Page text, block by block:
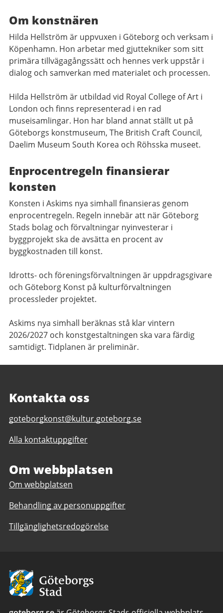
Om konstnären
Hilda Hellström är uppvuxen i Göteborg och verksam i
Köpenhamn. Hon arbetar med gjuttekniker som sitt
primära tillvägagångssätt och hennes verk uppstår i
dialog och samverkan med materialet och processen.
Hilda Hellström är utbildad vid Royal College of Art i
London och finns representerad i en rad
museisamlingar. Hon har bland annat ställt ut på
Göteborgs konstmuseum, The British Craft Council,
Daelim Museum South Korea och Röhsska museet.
Enprocentregeln finansierar
konsten
Konsten i Askims nya simhall finansieras genom
enprocentregeln. Regeln innebär att när Göteborg
Stads bolag och förvaltningar nyinvesterar i
byggprojekt ska de avsätta en procent av
byggkostnaden till konst.
Idrotts- och föreningsförvaltningen är uppdragsgivare
och Göteborg Konst på kulturförvaltningen
processleder projektet.
Askims nya simhall beräknas stå klar vintern
2026/2027 och konstgestaltningen ska vara färdig
samtidigt. Tidplanen är preliminär.
Kontakta oss
E-
till
Konst
goteborgkonst@kultur.goteborg.se
Alla kontaktuppgifter
Om webbplatsen
Om webbplatsen
Behandling av personuppgifter
Tillgänglighetsredogörelse
Avsändare:
Göteborgs
Stad